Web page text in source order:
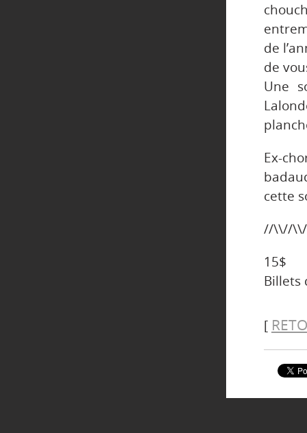
de
de
Une
Ex-
cette
//\\//
15$
Billets
[